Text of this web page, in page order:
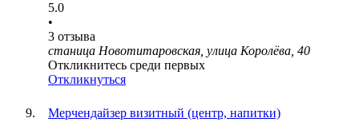
5.0
•
3 отзыва
станица Новотитаровская, улица Королёва, 40
Откликнитесь среди первых
Откликнуться
Мерчендайзер визитный (центр, напитки)